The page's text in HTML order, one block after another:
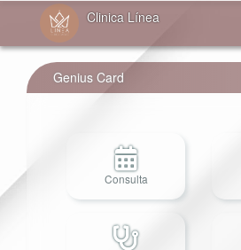
Clinica Línea
Genius Card
Consulta